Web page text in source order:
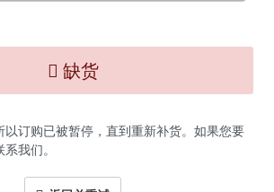
缺货
以订购已被暂停，直到重新补货。如果您要
我们。